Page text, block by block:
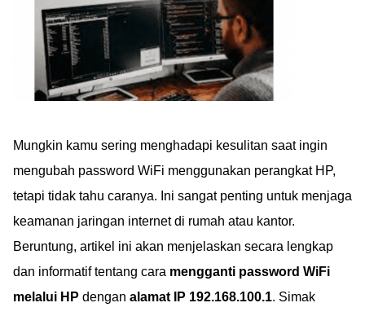
Mungkin kamu sering menghadapi kesulitan saat ingin
mengubah password WiFi menggunakan perangkat HP,
tetapi tidak tahu caranya. Ini sangat penting untuk menjaga
keamanan jaringan internet di rumah atau kantor.
Beruntung, artikel ini akan menjelaskan secara lengkap
dan informatif tentang cara mengganti password WiFi
melalui HP dengan alamat IP 192.168.100.1. Simak